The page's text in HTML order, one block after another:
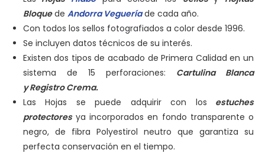
Bloquede Andorra Veguería de cada año.
Con todos los sellos fotografiados a color desde 1996.
Se incluyen datos técnicos de su interés.
Existen dos tipos de acabado de Primera Calidad en un
sistema de 15 perforaciones: Cartulina Blanca
yRegistro Crema.
Las Hojas se puede adquirir con los estuches
protectoresya incorporados en fondo transparente o
negro, de fibra Polyestirol neutro que garantiza su
perfecta conservación en el tiempo.